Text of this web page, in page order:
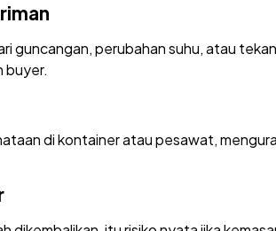
guncangan, perubahan suhu, atau
buyer.
di kontainer atau pesawat,